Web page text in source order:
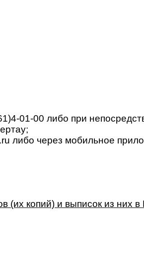
01-00 либо при
либо через мобильное
(их копий) и выписок из них